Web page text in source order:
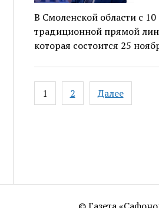
В Смоленской области с
традиционной прямой
которая состоится 25
Навигация
по
1 2 Далее
© Газета